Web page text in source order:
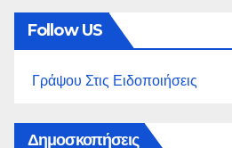
Follow US
Γράψου Στις Ειδοποιήσεις
Δημοσκοπήσεις